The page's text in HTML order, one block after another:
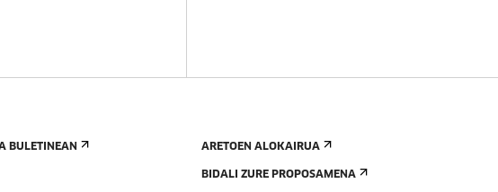
BULETINEAN ARETOEN ALOKAIRUA
BIDALI ZURE PROPOSAMENA